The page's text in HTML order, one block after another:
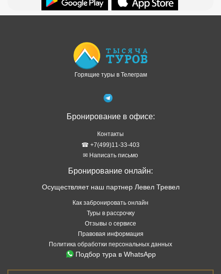
Горящие туры в Телеграм
Бронирование в офисе:
Контакты
☎ +7(499)11-33-403
✉ Написать письмо
Бронирование онлайн:
Осуществляет наш партнер Левел Тревел
Как забронировать онлайн
Туры в рассрочку
Отзывы о сервисе
Правовая информация
Политика обработки персональных данных
Подбор тура в WhatsApp